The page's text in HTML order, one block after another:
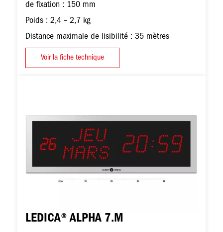
de fixation : 150 mm
Poids : 2,4 – 2,7 kg
Distance maximale de lisibilité : 35 mètres
Voir la fiche technique
LEDICA® ALPHA 7.M